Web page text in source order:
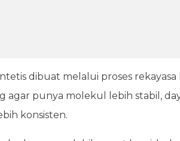
dibuat melalui proses rekayasa
agar punya molekul lebih stabil,
konsisten.